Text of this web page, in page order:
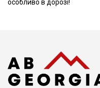
особливо в дорозі!